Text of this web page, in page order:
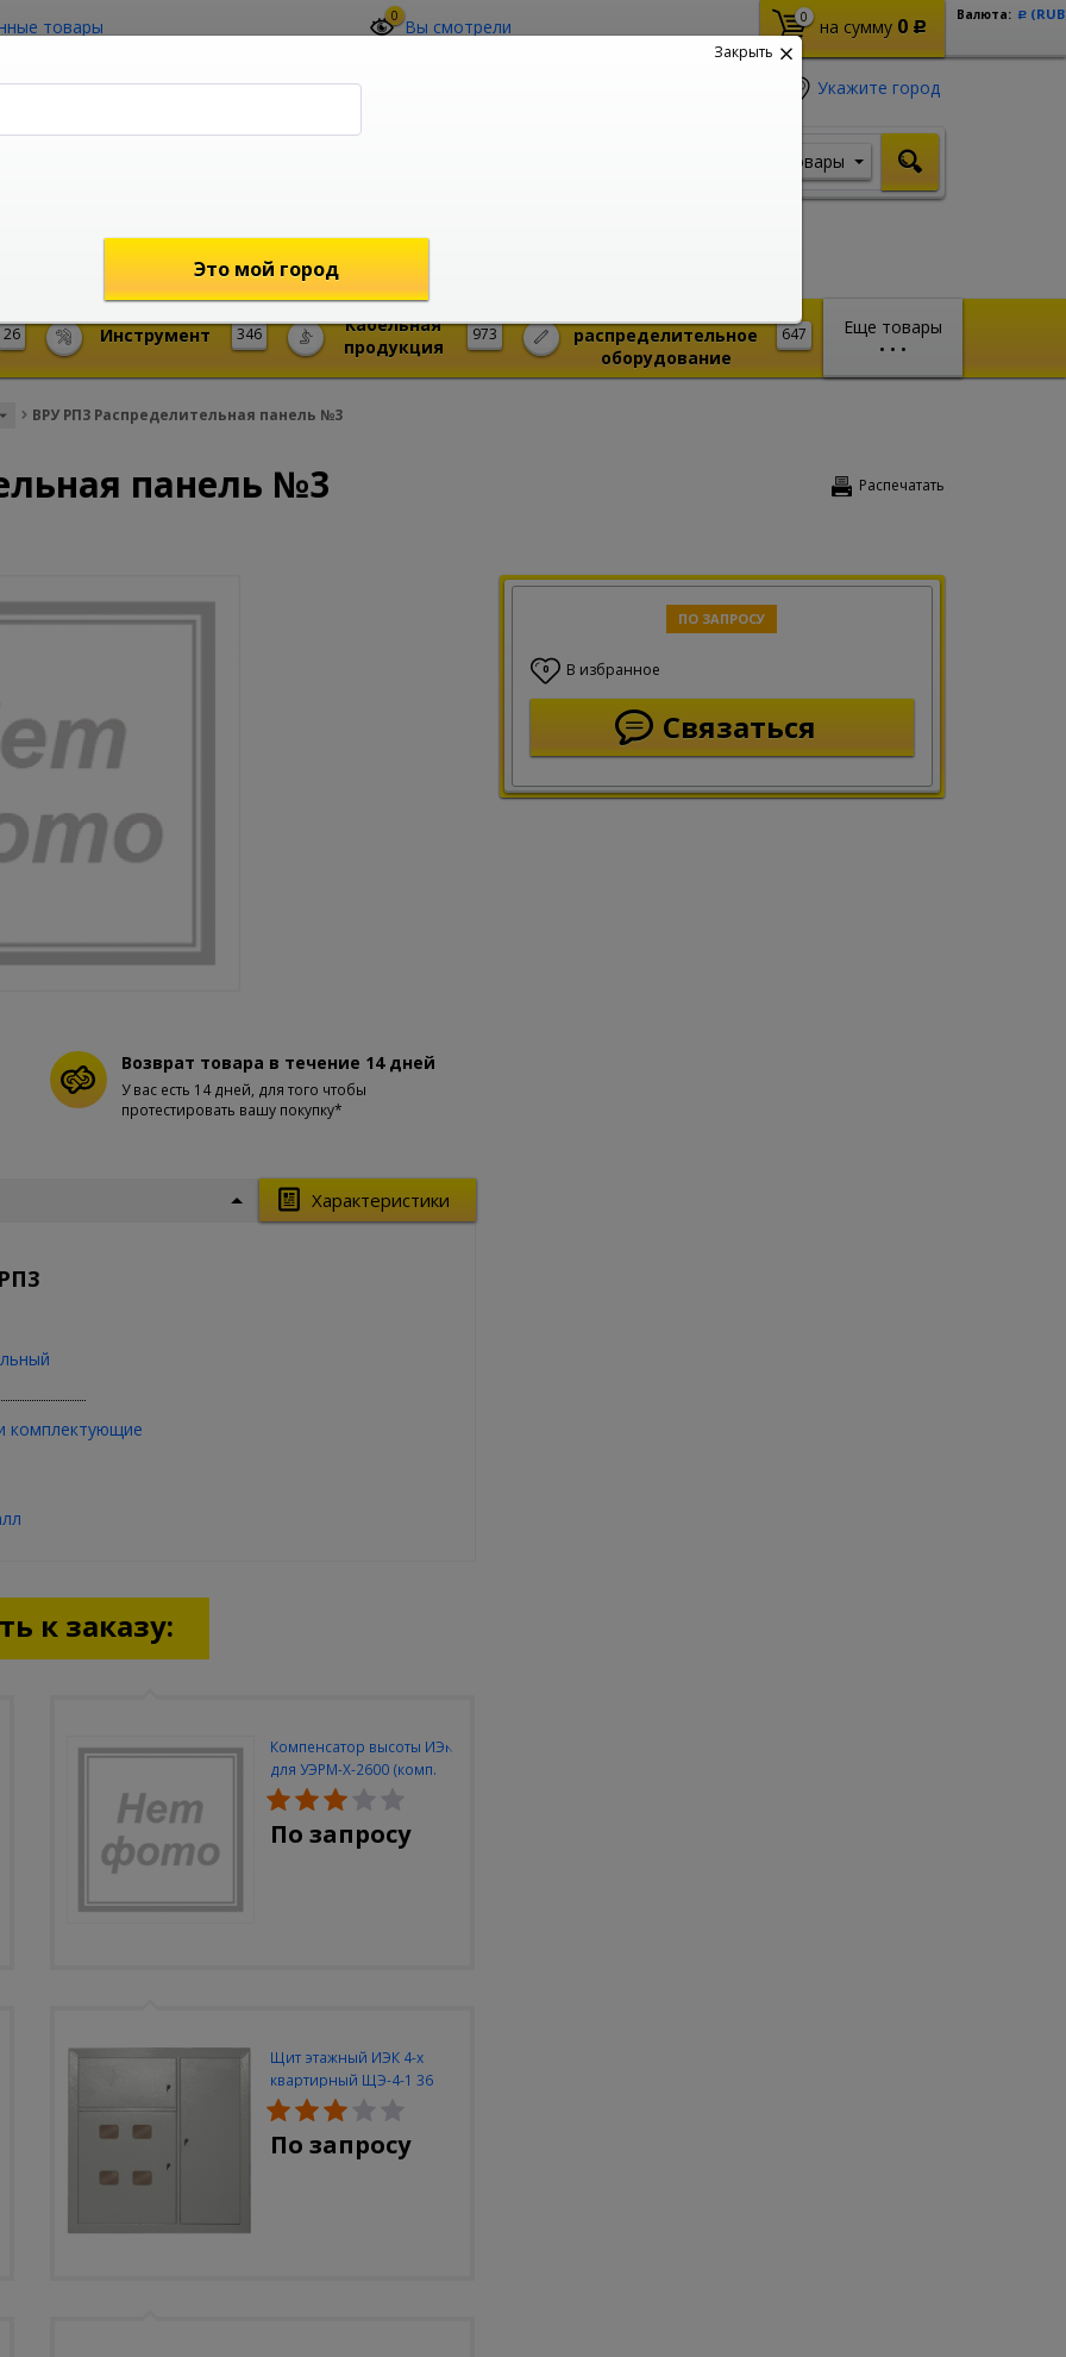
товары 0 Вы смотрели 0 на сумму 0 Р
Валюта: Р
Укажите город
shop@mireks.ru
Товары
Еще товары
• • •
26 346
Инструмент 973
Кабельная
продукция
647
распределительное
оборудование
ВРУ РП3 Распределительная панель №3
Распечатать
панель №3
ПО ЗАПРОСУ
0 В избранное
Связаться
Возврат товара в течение 14 дней
У вас есть 14 дней, для того чтобы
протестировать вашу покупку*
Характеристики
комплектующие
к заказу:
Компенсатор высоты ИЭК
для УЭРМ-Х-2600 (комп.
2шт)
По запросу
Щит этажный ИЭК 4-х
квартирный ЩЭ-4-1 36
УХЛ3 (уст. разм.
950х900х140)
По запросу
Закрыть
Это мой город